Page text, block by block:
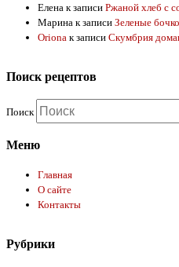
Елена к записи Ржаной хлеб с
Марина к записи Зеленые
Oriona к записи Скумбрия
Поиск рецептов
Поиск
Меню
Главная
О сайте
Контакты
Рубрики